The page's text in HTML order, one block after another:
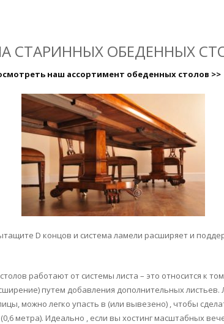
СТАРИННЫХ ОБЕДЕННЫХ
наш ассортимент обеденных столов >>
D концов и система ламели расширяет и
работают от системы листа – это относится к
путем добавления дополнительных листьев.
можно легко упасть в (или вывезено) , чтобы
метра). Идеально , если вы хостинг масштабных